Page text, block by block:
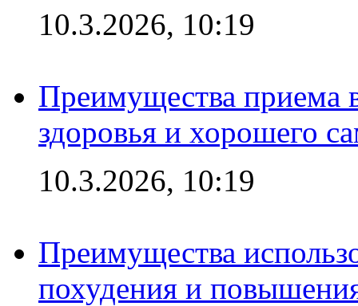
10.3.2026, 10:19
Преимущества приема
здоровья и хорошего
10.3.2026, 10:19
Преимущества
похудения и